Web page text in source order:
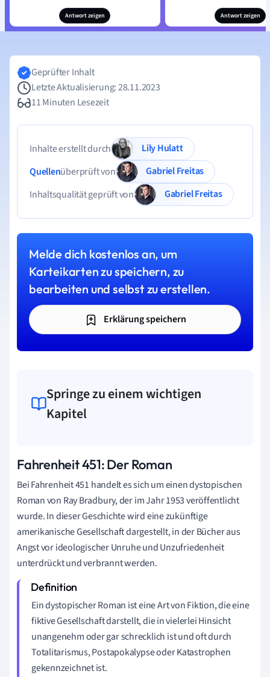
Antwort zeigen Antwort zeigen
Geprüfter Inhalt
Letzte Aktualisierung: 28.11.2023
11 Minuten Lesezeit
Inhalte erstellt durch
Lily Hulatt
Quellenüberprüft von
Gabriel Freitas
Inhaltsqualität geprüft von
Gabriel Freitas
Melde dich kostenlos an, um
Karteikarten zu speichern, zu
bearbeiten und selbst zu erstellen.
Erklärung speichern
Springe zu einem wichtigen
Kapitel
Fahrenheit 451: Der Roman
Bei Fahrenheit 451 handelt es sich um einen dystopischen
Roman von Ray Bradbury, der im Jahr 1953 veröffentlicht
wurde. In dieser Geschichte wird eine zukünftige
amerikanische Gesellschaft dargestellt, in der Bücher aus
Angst vor ideologischer Unruhe und Unzufriedenheit
unterdrückt und verbrannt werden.
Ein dystopischer Roman ist eine Art von Fiktion, die eine
fiktive Gesellschaft darstellt, die in vielerlei Hinsicht
unangenehm oder gar schrecklich ist und oft durch
Totalitarismus, Postapokalypse oder Katastrophen
gekennzeichnet ist.